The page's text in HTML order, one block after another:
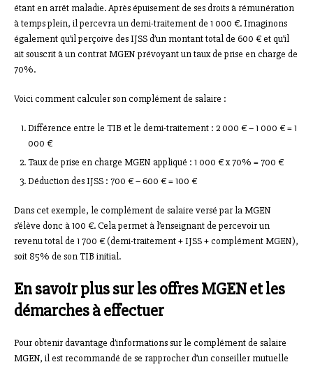
étant en arrêt maladie. Après épuisement de ses droits à rémunération
à temps plein, il percevra un demi-traitement de 1 000 €. Imaginons
également qu’il perçoive des IJSS d’un montant total de 600 € et qu’il
ait souscrit à un contrat MGEN prévoyant un taux de prise en charge de
70%.
Voici comment calculer son complément de salaire :
Différence entre le TIB et le demi-traitement : 2 000 € – 1 000 € = 1
000 €
Taux de prise en charge MGEN appliqué : 1 000 € x 70% = 700 €
Déduction des IJSS : 700 € – 600 € = 100 €
Dans cet exemple, le complément de salaire versé par la MGEN
s’élève donc à 100 €. Cela permet à l’enseignant de percevoir un
revenu total de 1 700 € (demi-traitement + IJSS + complément MGEN),
soit 85% de son TIB initial.
En savoir plus sur les offres MGEN et les
démarches à effectuer
Pour obtenir davantage d’informations sur le complément de salaire
MGEN, il est recommandé de se rapprocher d’un conseiller mutuelle